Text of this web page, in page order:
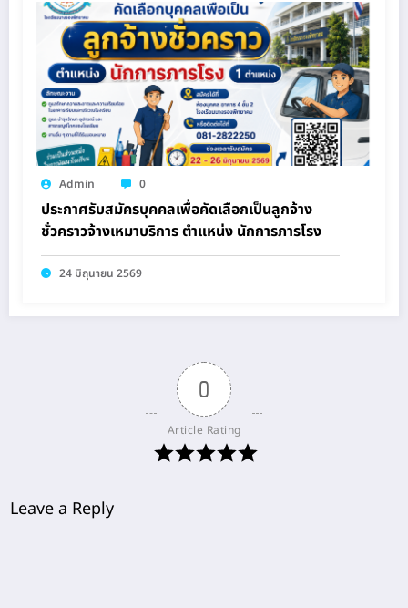
Admin 0
ประกาศรับสมัครบุคคลเพื่อคัดเลือกเป็นลูกจ้าง
ชั่วคราวจ้างเหมาบริการ ตำแหน่ง นักการภารโรง
24 มิถุนายน 2569
0
Article Rating
Leave a Reply